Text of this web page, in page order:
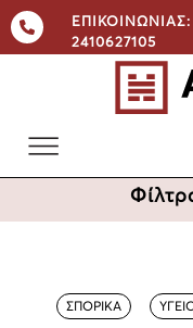
ΕΠΙΚΟΙΝΩΝΙΑΣ:
2410627105
ΣΠΟΡΙΚΑ